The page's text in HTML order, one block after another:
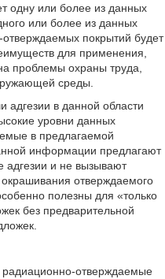
одну или более из данных
или более из данных
покрытий будет
для применения,
проблемы охраны труда,
среды.
адгезии в данной области
уровни данных
в предлагаемой
информации предлагают
адгезии и не вызывают
отверждаемого
полезны для «только
без предварительной
отверждаемые